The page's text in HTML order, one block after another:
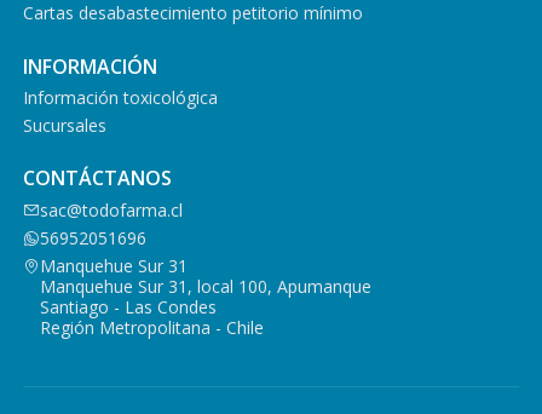
Cartas desabastecimiento petitorio mínimo
INFORMACIÓN
Información toxicológica
Sucursales
CONTÁCTANOS
sac@todofarma.cl
56952051696
Manquehue Sur 31
Manquehue Sur 31, local 100, Apumanque
Santiago - Las Condes
Región Metropolitana - Chile